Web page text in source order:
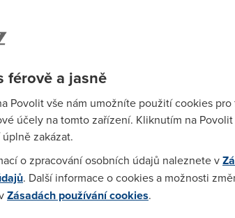
aktualizaci pro operační systém Windows 10,
Již několik týdnů účastníci Windows Insider
jaře čeká?
přinese, se budou točit hlavně kolem práce s
měl v původně v plánu, zaměřit se i na
lidé, novinka se však odkládá na podzim 2017,
férově a jasně
Povolit vše nám umožníte použití cookies
účely na tomto zařízení. Kliknutím na
zakázat.
o zpracování osobních údajů naleznete v
. Další informace o cookies a možnosti
Zásadách používání cookies.